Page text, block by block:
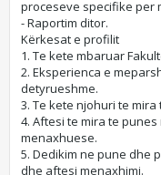
proceseve specifike per
- Raportim ditor.
Kërkesat e profilit
1. Te kete mbaruar
2. Eksperienca e
detyrueshme.
3. Te kete njohuri te
4. Aftesi te mira te
menaxhuese.
5. Dedikim ne pune dhe
dhe aftesi menaxhimi.